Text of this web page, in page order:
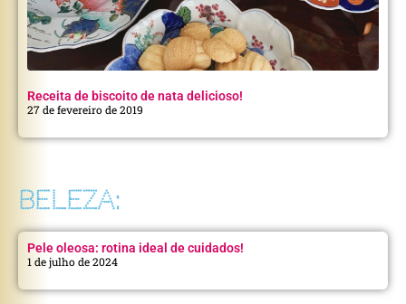
Receita de biscoito de nata delicioso!
27 de fevereiro de 2019
BELEZA:
Pele oleosa: rotina ideal de cuidados!
1 de julho de 2024